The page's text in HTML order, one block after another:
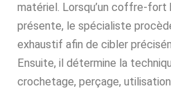
matériel. Lorsqu’un coffre-fort
présente, le spécialiste
exhaustif afin de cibler
Ensuite, il détermine la
crochetage, perçage,